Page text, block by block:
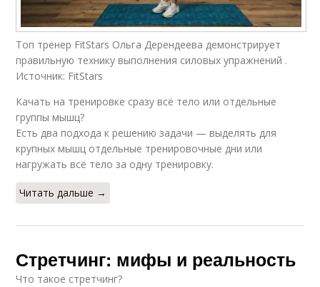
Топ тренер FitStars Ольга Дерендеева демонстрирует
правильную технику выполнения силовых упражнений .
Источник: FitStars
Качать на тренировке сразу всё тело или отдельные
группы мышц?
Есть два подхода к решению задачи — выделять для
крупных мышц отдельные тренировочные дни или
нагружать всё тело за одну тренировку.
Читать дальше →
Стретчинг: мифы и реальность
Что такое стретчинг?